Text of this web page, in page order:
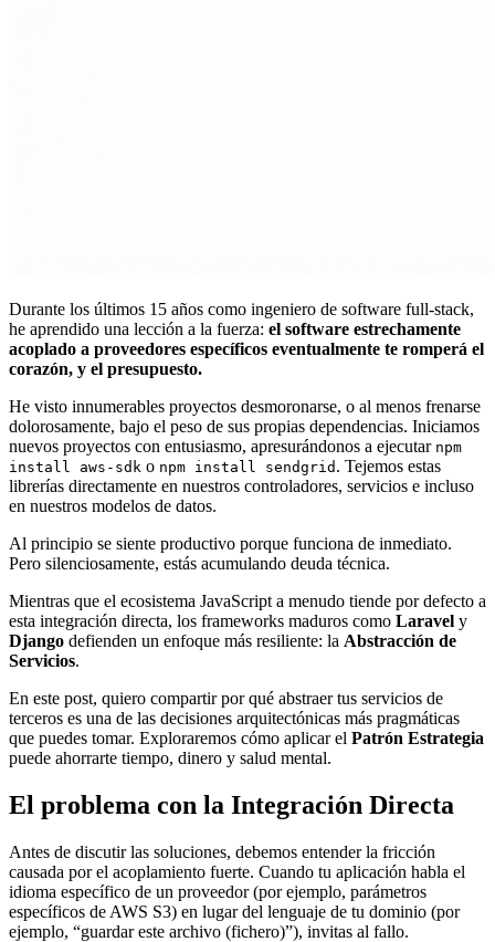
Durante los últimos 15 años como ingeniero de software full-stack,
he aprendido una lección a la fuerza: el software estrechamente
acoplado a proveedores específicos eventualmente te romperá el
corazón, y el presupuesto.
He visto innumerables proyectos desmoronarse, o al menos frenarse
dolorosamente, bajo el peso de sus propias dependencias. Iniciamos
nuevos proyectos con entusiasmo, apresurándonos a ejecutar npm
install aws-sdk o npm install sendgrid . Tejemos estas
librerías directamente en nuestros controladores, servicios e incluso
en nuestros modelos de datos.
Al principio se siente productivo porque funciona de inmediato.
Pero silenciosamente, estás acumulando deuda técnica.
Mientras que el ecosistema JavaScript a menudo tiende por defecto a
esta integración directa, los frameworks maduros como Laravel y
Django defienden un enfoque más resiliente: la Abstracción de
Servicios.
En este post, quiero compartir por qué abstraer tus servicios de
terceros es una de las decisiones arquitectónicas más pragmáticas
que puedes tomar. Exploraremos cómo aplicar el Patrón Estrategia
puede ahorrarte tiempo, dinero y salud mental.
El problema con la Integración Directa
Antes de discutir las soluciones, debemos entender la fricción
causada por el acoplamiento fuerte. Cuando tu aplicación habla el
idioma específico de un proveedor (por ejemplo, parámetros
específicos de AWS S3) en lugar del lenguaje de tu dominio (por
ejemplo, “guardar este archivo (fichero)”), invitas al fallo.